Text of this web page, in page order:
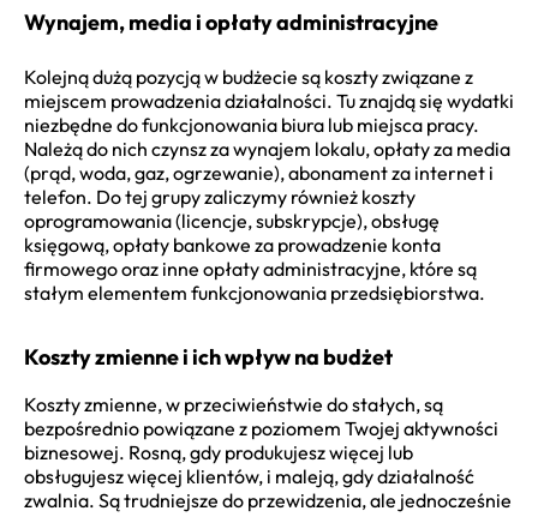
Wynajem, media i opłaty administracyjne
Kolejną dużą pozycją w budżecie są koszty związane z
miejscem prowadzenia działalności. Tu znajdą się wydatki
niezbędne do funkcjonowania biura lub miejsca pracy.
Należą do nich czynsz za wynajem lokalu, opłaty za media
(prąd, woda, gaz, ogrzewanie), abonament za internet i
telefon. Do tej grupy zaliczymy również koszty
oprogramowania (licencje, subskrypcje), obsługę
księgową, opłaty bankowe za prowadzenie konta
firmowego oraz inne opłaty administracyjne, które są
stałym elementem funkcjonowania przedsiębiorstwa.
Koszty zmienne i ich wpływ na budżet
Koszty zmienne, w przeciwieństwie do stałych, są
bezpośrednio powiązane z poziomem Twojej aktywności
biznesowej. Rosną, gdy produkujesz więcej lub
obsługujesz więcej klientów, i maleją, gdy działalność
zwalnia. Są trudniejsze do przewidzenia, ale jednocześnie